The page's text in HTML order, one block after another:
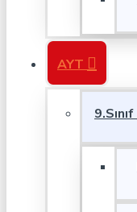
AYT
9.Sınıf